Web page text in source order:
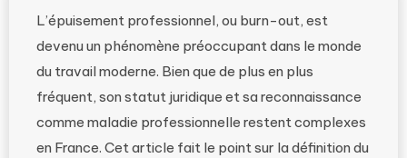
L’épuisement professionnel, ou burn-out, est
devenu un phénomène préoccupant dans le monde
du travail moderne. Bien que de plus en plus
fréquent, son statut juridique et sa reconnaissance
comme maladie professionnelle restent complexes
en France. Cet article fait le point sur la définition du